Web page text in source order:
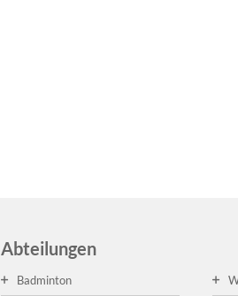
Abteilungen
Badminton